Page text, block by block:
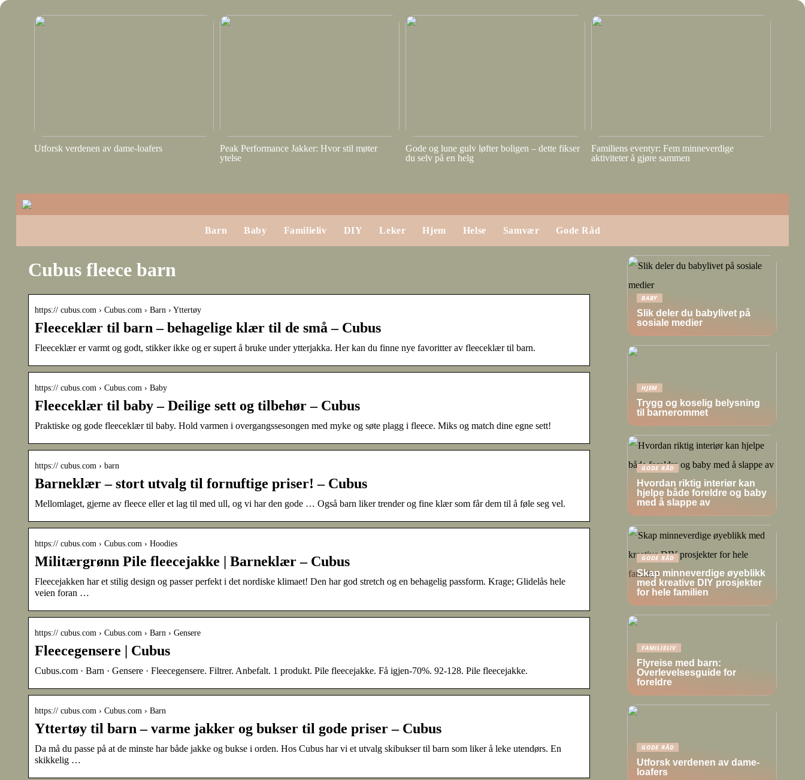
Utforsk verdenen av dame-loafers
Peak Performance Jakker: Hvor stil møter
ytelse
Gode og lune gulv løfter boligen – dette fikser
du selv på en helg
Familiens eventyr: Fem minneverdige
aktiviteter å gjøre sammen
Barn Baby Familieliv DIY Leker Hjem Helse Samvær Gode Råd
Cubus fleece barn
https:// cubus.com › Cubus.com › Barn › Yttertøy
Fleeceklær til barn – behagelige klær til de små – Cubus
Fleeceklær er varmt og godt, stikker ikke og er supert å bruke under ytterjakka. Her kan du finne nye favoritter av fleeceklær til barn.
https:// cubus.com › Cubus.com › Baby
Fleeceklær til baby – Deilige sett og tilbehør – Cubus
Praktiske og gode fleeceklær til baby. Hold varmen i overgangssesongen med myke og søte plagg i fleece. Miks og match dine egne sett!
https:// cubus.com › barn
Barneklær – stort utvalg til fornuftige priser! – Cubus
Mellomlaget, gjerne av fleece eller et lag til med ull, og vi har den gode … Også barn liker trender og fine klær som får dem til å føle seg vel.
https:// cubus.com › Cubus.com › Hoodies
Militærgrønn Pile fleecejakke | Barneklær – Cubus
Fleecejakken har et stilig design og passer perfekt i det nordiske klimaet! Den har god stretch og en behagelig passform. Krage; Glidelås hele
veien foran …
https:// cubus.com › Cubus.com › Barn › Gensere
Fleecegensere | Cubus
Cubus.com · Barn · Gensere · Fleecegensere. Filtrer. Anbefalt. 1 produkt. Pile fleecejakke. Få igjen-70%. 92-128. Pile fleecejakke.
https:// cubus.com › Cubus.com › Barn
Yttertøy til barn – varme jakker og bukser til gode priser – Cubus
Da må du passe på at de minste har både jakke og bukse i orden. Hos Cubus har vi et utvalg skibukser til barn som liker å leke utendørs. En
skikkelig …
BABY
Slik deler du babylivet på
sosiale medier
HJEM
Trygg og koselig belysning
til barnerommet
GODE RÅD
Hvordan riktig interiør kan
hjelpe både foreldre og baby
med å slappe av
GODE RÅD
Skap minneverdige øyeblikk
med kreative DIY prosjekter
for hele familien
FAMILIELIV
Flyreise med barn:
Overlevelsesguide for
foreldre
GODE RÅD
Utforsk verdenen av dame-
loafers